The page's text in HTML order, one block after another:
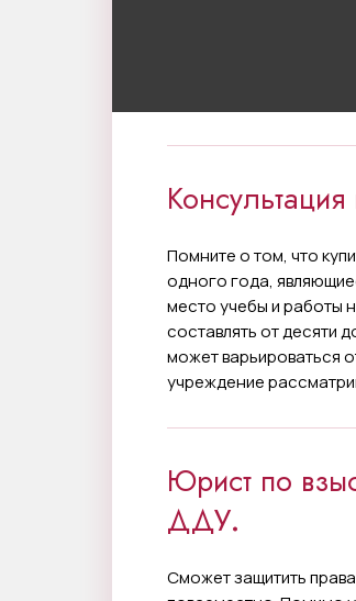
Помните о том, что
одного года,
место учебы и работы
составлять от десяти
может варьироваться
учреждение
Юрист по
ДДУ.
Сможет защитить